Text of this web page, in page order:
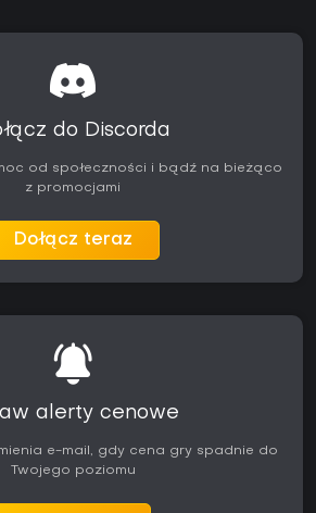
do Discorda
od społeczności i bądź na bieżąco
z promocjami
Dołącz teraz
alerty cenowe
e-mail, gdy cena gry spadnie do
Twojego poziomu